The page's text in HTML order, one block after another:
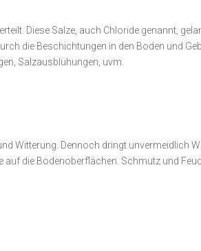
Diese Salze, auch Chloride genannt,
die Beschichtungen in den Boden und
Salzausblühungen, uvm.
Witterung. Dennoch dringt unvermeidlich
die Bodenoberflächen. Schmutz und